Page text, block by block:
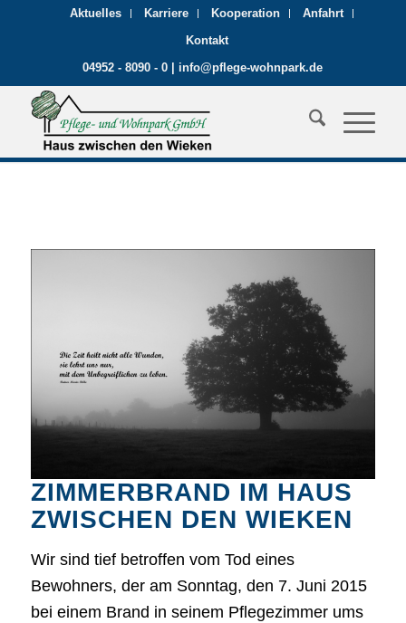
Aktuelles Karriere Kooperation
Anfahrt
Kontakt
04952 - 8090 - 0
info@pflege-wohnpark.de
ZIMMERBRAND IM HAUS
ZWISCHEN DEN WIEKEN
Wir sind tief betroffen vom Tod eines
Bewohners, der am Sonntag, den 7. Juni 2015
bei einem Brand in seinem Pflegezimmer ums